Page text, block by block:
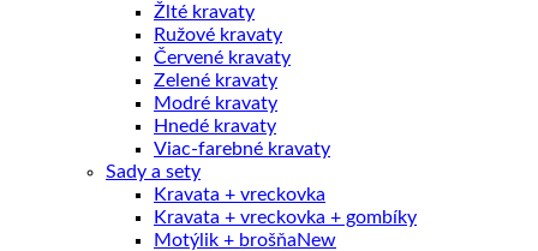
Žlté kravaty
Ružové kravaty
Červené kravaty
Zelené kravaty
Modré kravaty
Hnedé kravaty
Viac-farebné kravaty
Sady a sety
Kravata + vreckovka
Kravata + vreckovka + gombíky
Motýlik + brošňa